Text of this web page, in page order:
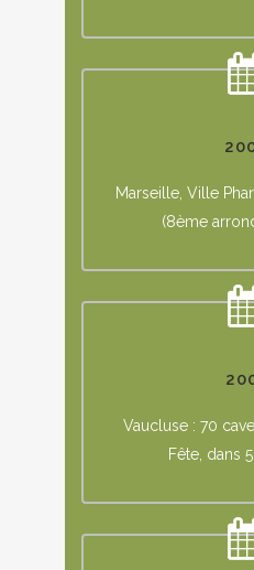
Marseille, Ville
(8ème
Vaucluse : 70
Fête, dans